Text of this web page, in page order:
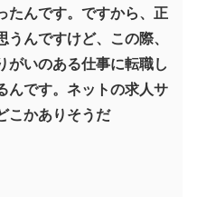
たんです。ですから、正
んですけど、この際、
がいのある仕事に転職し
んです。ネットの求人サ
こかありそうだ